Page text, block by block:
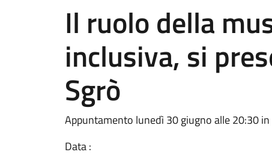
Il ruolo della
inclusiva, si
Sgrò
Appuntamento lunedì 30 giugno alle 20:30
Data :